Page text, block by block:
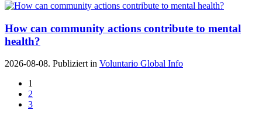
How can community actions contribute to mental
health?
2026-08-08. Publiziert in Voluntario Global Info
1
2
3